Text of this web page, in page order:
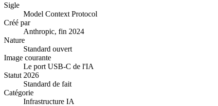
Sigle
Model Context Protocol
Créé par
Anthropic, fin 2024
Nature
Standard ouvert
Image courante
Le port USB-C de l'IA
Statut 2026
Standard de fait
Catégorie
Infrastructure IA